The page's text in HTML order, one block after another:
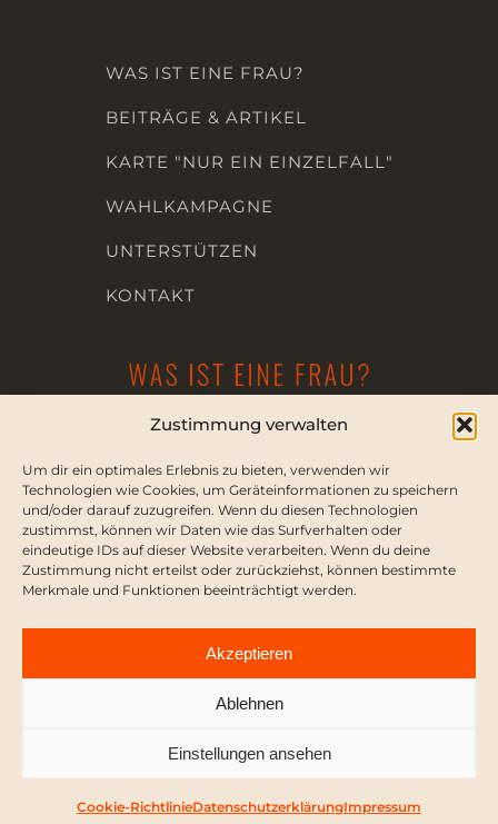
Zustimmung verwalten
Um dir ein optimales Erlebnis zu bieten, verwenden wir
Technologien wie Cookies, um Geräteinformationen zu speichern
und/oder darauf zuzugreifen. Wenn du diesen Technologien
zustimmst, können wir Daten wie das Surfverhalten oder
eindeutige IDs auf dieser Website verarbeiten. Wenn du deine
Zustimmung nicht erteilst oder zurückziehst, können bestimmte
Merkmale und Funktionen beeinträchtigt werden.
Akzeptieren
Ablehnen
Einstellungen ansehen
Cookie-RichtlinieDatenschutzerklärungImpressum
WAS IST EINE FRAU?
BEITRÄGE & ARTIKEL
KARTE "NUR EIN EINZELFALL"
WAHLKAMPAGNE
UNTERSTÜTZEN
KONTAKT
Die Dialogplattform für Frauenrechte
KONTAKT
PRESSE